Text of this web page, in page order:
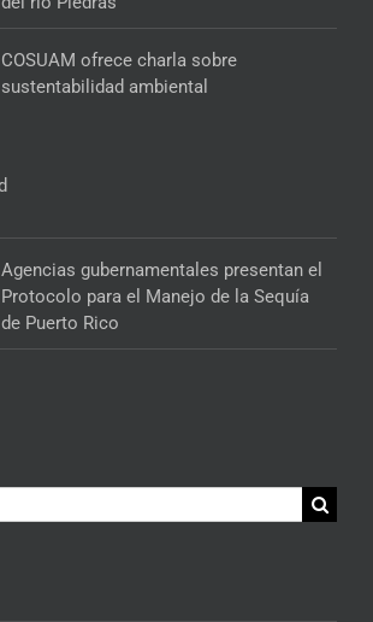
COSUAM ofrece charla sobre
sustentabilidad ambiental
Agencias gubernamentales presentan el
Protocolo para el Manejo de la Sequía
de Puerto Rico